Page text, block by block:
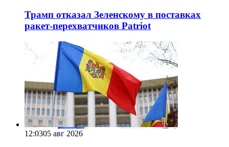
Трамп отказал Зеленскому в поставках
ракет-перехватчиков Patriot
12:0305 авг 2026